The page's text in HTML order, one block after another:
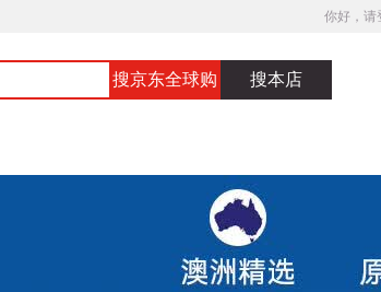
你好，请
搜京东全球购 搜本店